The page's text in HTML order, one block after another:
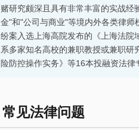
赌研究颇深且具有非常丰富的实战
金"和"公司与商业"等境内外各类律师
纷案入选上海高院发布的《上海法院
系多家知名高校的兼职教授或兼职
险防控操作实务》等16本投融资法律
常见法律问题